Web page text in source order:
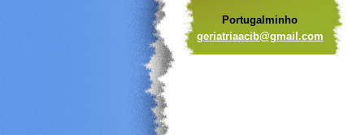
Portugalminho
geriatriaacib@gmail.com